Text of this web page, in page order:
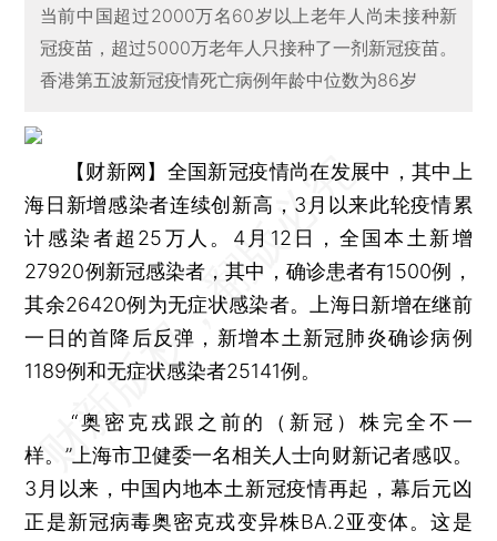
当前中国超过2000万名60岁以上老年人尚未接种新
冠疫苗，超过5000万老年人只接种了一剂新冠疫苗。
香港第五波新冠疫情死亡病例年龄中位数为86岁
【财新网】 全国新冠疫情尚在发展中，其中上
海日新增感染者连续创新高，3月以来此轮疫情累
计感染者超25万人。4月12日，全国本土新增
27920例新冠感染者，其中，确诊患者有1500例，
其余26420例为无症状感染者。上海日新增在继前
一日的首降后反弹，新增本土新冠肺炎确诊病例
1189例和无症状感染者25141例。
“奥密克戎跟之前的（新冠）株完全不一
样。”上海市卫健委一名相关人士向财新记者感叹。
3月以来，中国内地本土新冠疫情再起，幕后元凶
正是新冠病毒奥密克戎变异株BA.2亚变体。这是